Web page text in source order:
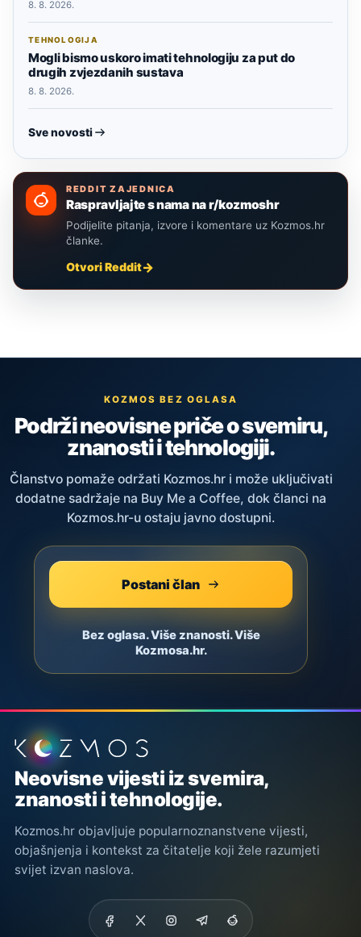
8. 8. 2026.
TEHNOLOGIJA
Mogli bismo uskoro imati tehnologiju za put do
drugih zvjezdanih sustava
8. 8. 2026.
Sve novosti
REDDIT ZAJEDNICA
Raspravljajte s nama na r/kozmoshr
Podijelite pitanja, izvore i komentare uz Kozmos.hr
članke.
Otvori Reddit
KOZMOS BEZ OGLASA
Podrži neovisne priče o svemiru,
znanosti i tehnologiji.
Članstvo pomaže održati Kozmos.hr i može uključivati
dodatne sadržaje na Buy Me a Coffee, dok članci na
Kozmos.hr-u ostaju javno dostupni.
Postani član
Bez oglasa. Više znanosti. Više
Kozmosa.hr.
Podnožje stranice
Neovisne vijesti iz svemira,
znanosti i tehnologije.
Kozmos.hr objavljuje popularnoznanstvene vijesti,
objašnjenja i kontekst za čitatelje koji žele razumjeti
svijet izvan naslova.